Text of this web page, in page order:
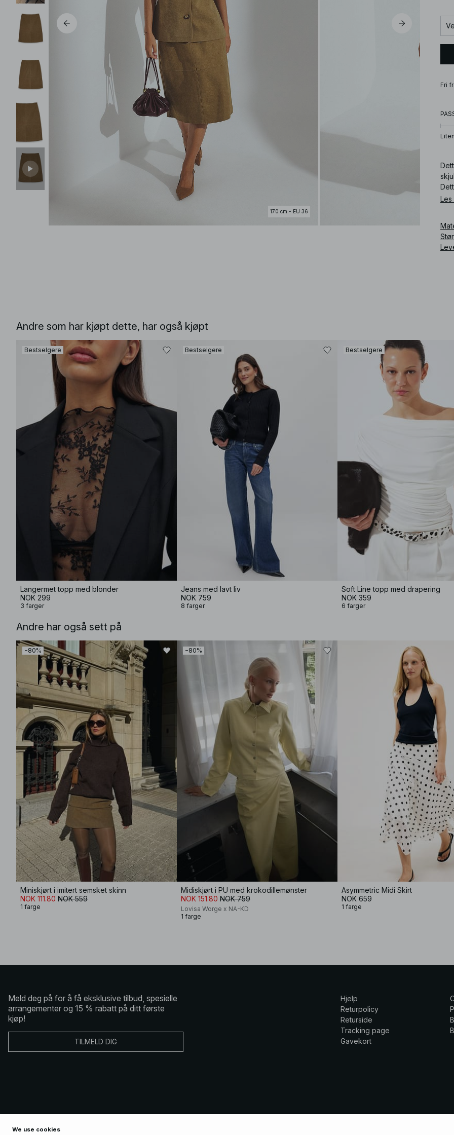
170 cm - EU 36
Fri
Liten
Les
Andre som har kjøpt dette, har også kjøpt
Bestselgere
Langermet topp med blonder
NOK 299
3 farger
Bestselgere
Jeans med lavt liv
NOK 759
8 farger
Bestselgere
Soft Line topp med drapering
NOK 359
6 farger
Andre har også sett på
−80%
Miniskjørt i imitert semsket skinn
NOK 111.80 NOK 559
1 farge
−80%
Midiskjørt i PU med krokodillemønster
NOK 151.80 NOK 759
Lovisa Worge x NA-KD
1 farge
Asymmetric Midi Skirt
NOK 659
1 farge
Meld deg på for å få eksklusive tilbud, spesielle
arrangementer og 15 % rabatt på ditt første
kjøp!
TILMELD DIG
Hjelp
Returpolicy
Returside
Tracking page
Gavekort